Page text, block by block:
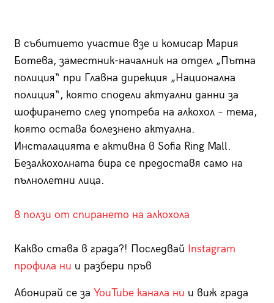
В събитието участие взе и комисар Мария
Ботева, заместник-началник на отдел „Пътна
полиция“ при Главна дирекция „Национална
полиция“, която сподели актуални данни за
шофирането след употреба на алкохол – тема,
която остава болезнено актуална.
Инсталацията е активна в Sofia Ring Mall.
Безалкохолната бира се предоставя само на
пълнолетни лица.
8 ползи от спирането на алкохола
Какво става в града?! Последвай Instagram
профила ни и разбери пръв
Абонирай се за YouTube канала ни и виж града